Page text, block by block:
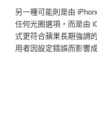
另一種可能則是由
任何光圈選項，而是由
式更符合蘋果長期強調
用者因設定錯誤而影響